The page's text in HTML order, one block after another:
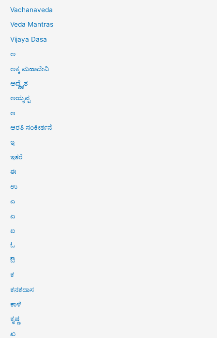
Vachanaveda
Veda Mantras
Vijaya Dasa
ಅ
ಅಕ್ಕ ಮಹಾದೇವಿ
ಅದ್ವೈತ
ಅಯ್ಯಪ್ಪ
ಆ
ಆರತಿ ಸಂಕೀರ್ತನೆ
ಇ
ಇತರೆ
ಈ
ಉ
ಎ
ಏ
ಐ
ಓ
ಔ
ಕ
ಕನಕದಾಸ
ಕಾಳಿ
ಕೃಷ್ಣ
ಖ